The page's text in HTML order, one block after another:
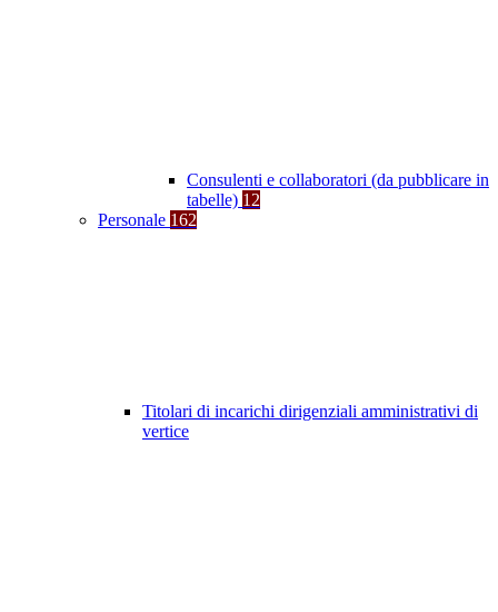
Consulenti e collaboratori (da pubblicare in
tabelle) 12
Personale 162
Titolari di incarichi dirigenziali amministrativi di
vertice